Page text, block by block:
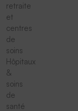
retraite
et
centres
de
soins
Hôpitaux
&
soins
de
santé